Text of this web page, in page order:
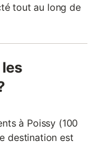
tout au long de
à Poissy (100
destination est